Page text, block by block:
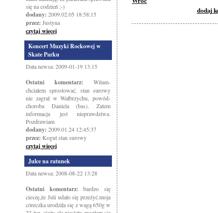
się na codzień ;-)
dodany: 2009.02.05 18:58:15
przez: Justyna
czytaj więcej
Koncert Muzyki Rockowej w
Skate Parku
Data newsa: 2009-01-19 13:15
Ostatni komentarz: Witam-
chciałem sprostować, stan surowy
nie zagrał w Wałbrzychu, powód-
choroba Daniela (bas). Zatem
informacja jest nieprawdziwa.
Pozdrawiam
dodany: 2009.01.24 12:45:37
przez: Kogut stan surowy
czytaj więcej
Julce na ratunek
Data newsa: 2008-08-22 13:28
Ostatni komentarz: bardzo się
cieszę,że Juli udało się przeżyć.moja
córeczka urodziła się z wagą 650g w
dodaj